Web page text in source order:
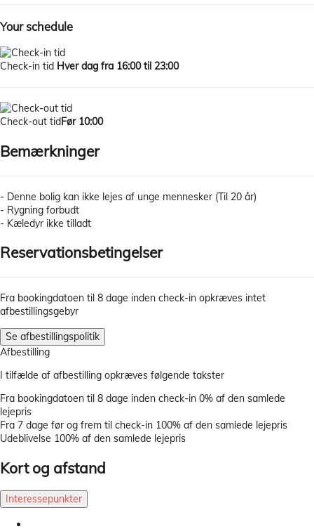
Your schedule
Check-in tid Hver dag fra 16:00 til 23:00
Check-out tid Før 10:00
Bemærkninger
- Denne bolig kan ikke lejes af unge mennesker (Til 20 år)
- Rygning forbudt
- Kæledyr ikke tilladt
Reservationsbetingelser
Fra bookingdatoen til 8 dage inden check-in opkræves intet
afbestillingsgebyr
Se afbestillingspolitik
Afbestilling
I tilfælde af afbestilling opkræves følgende takster
Fra bookingdatoen til 8 dage inden check-in 0% af den samlede
lejepris
Fra 7 dage før og frem til check-in 100% af den samlede lejepris
Udeblivelse 100% af den samlede lejepris
Kort og afstand
Interessepunkter